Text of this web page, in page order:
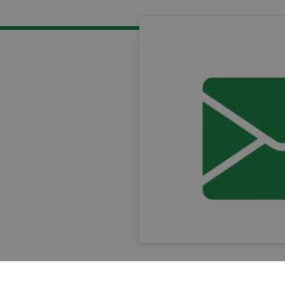
Cookiebeleid
Kindergarantieplan
Gas omwisselpunt
Ski/Snowboard onderhoud